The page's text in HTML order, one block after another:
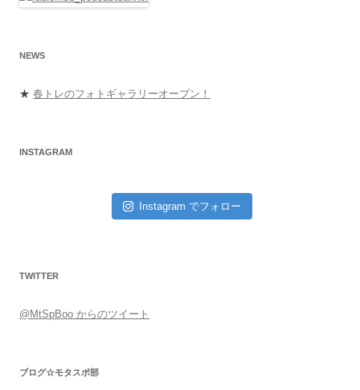
NEWS
★ 春トレのフォトギャラリーオープン！
INSTAGRAM
Instagram でフォロー
TWITTER
@MtSpBoo からのツイート
ブログ☆モタスポ部